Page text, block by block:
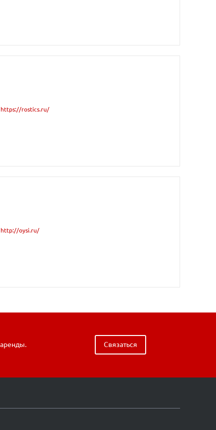
https://rostics.ru/
http://oysi.ru/
Связаться